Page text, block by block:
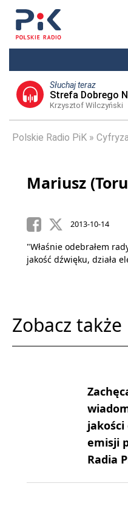
Słuchaj teraz
Strefa Dobrego
Krzysztof Wilczyński
Polskie Radio PiK
Mariusz
2013-10-14
"Właśnie odebrałem
jakość dźwięku, działa
Zobacz także
emisji
Radia